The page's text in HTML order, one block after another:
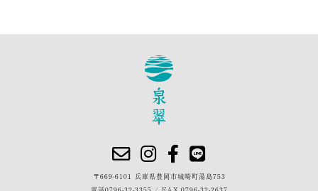
〒669-6101 兵庫県豊岡市城崎町湯島753